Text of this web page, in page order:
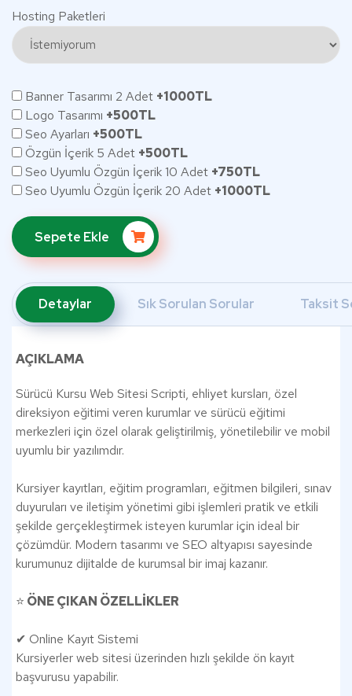
Hosting Paketleri
Banner Tasarımı 2 Adet +1000TL
Logo Tasarımı +500TL
Seo Ayarları +500TL
Özgün İçerik 5 Adet +500TL
Seo Uyumlu Özgün İçerik 10 Adet +750TL
Seo Uyumlu Özgün İçerik 20 Adet +1000TL
Sepete Ekle
Detaylar Sık Sorulan Sorular Taksit
AÇIKLAMA
Sürücü Kursu Web Sitesi Scripti, ehliyet kursları, özel
direksiyon eğitimi veren kurumlar ve sürücü eğitimi
merkezleri için özel olarak geliştirilmiş, yönetilebilir ve mobil
uyumlu bir yazılımdır.
Kursiyer kayıtları, eğitim programları, eğitmen bilgileri, sınav
duyuruları ve iletişim yönetimi gibi işlemleri pratik ve etkili
şekilde gerçekleştirmek isteyen kurumlar için ideal bir
çözümdür. Modern tasarımı ve SEO altyapısı sayesinde
kurumunuz dijitalde de kurumsal bir imaj kazanır.
⭐️ ÖNE ÇIKAN ÖZELLİKLER
✔ Online Kayıt Sistemi
Kursiyerler web sitesi üzerinden hızlı şekilde ön kayıt
başvurusu yapabilir.